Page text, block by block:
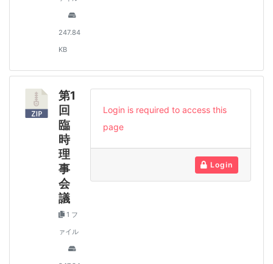
247.84
KB
第1
回
臨
時
理
事
会
議
1 フ
ァイル
Login is required to access this
page
Login